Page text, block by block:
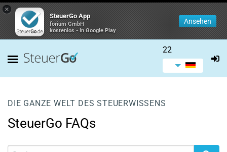
×
SteuerGo App
forium GmbH
kostenlos - In Google Play
Ansehen
22
DIE GANZE WELT DES STEUERWISSENS
SteuerGo FAQs